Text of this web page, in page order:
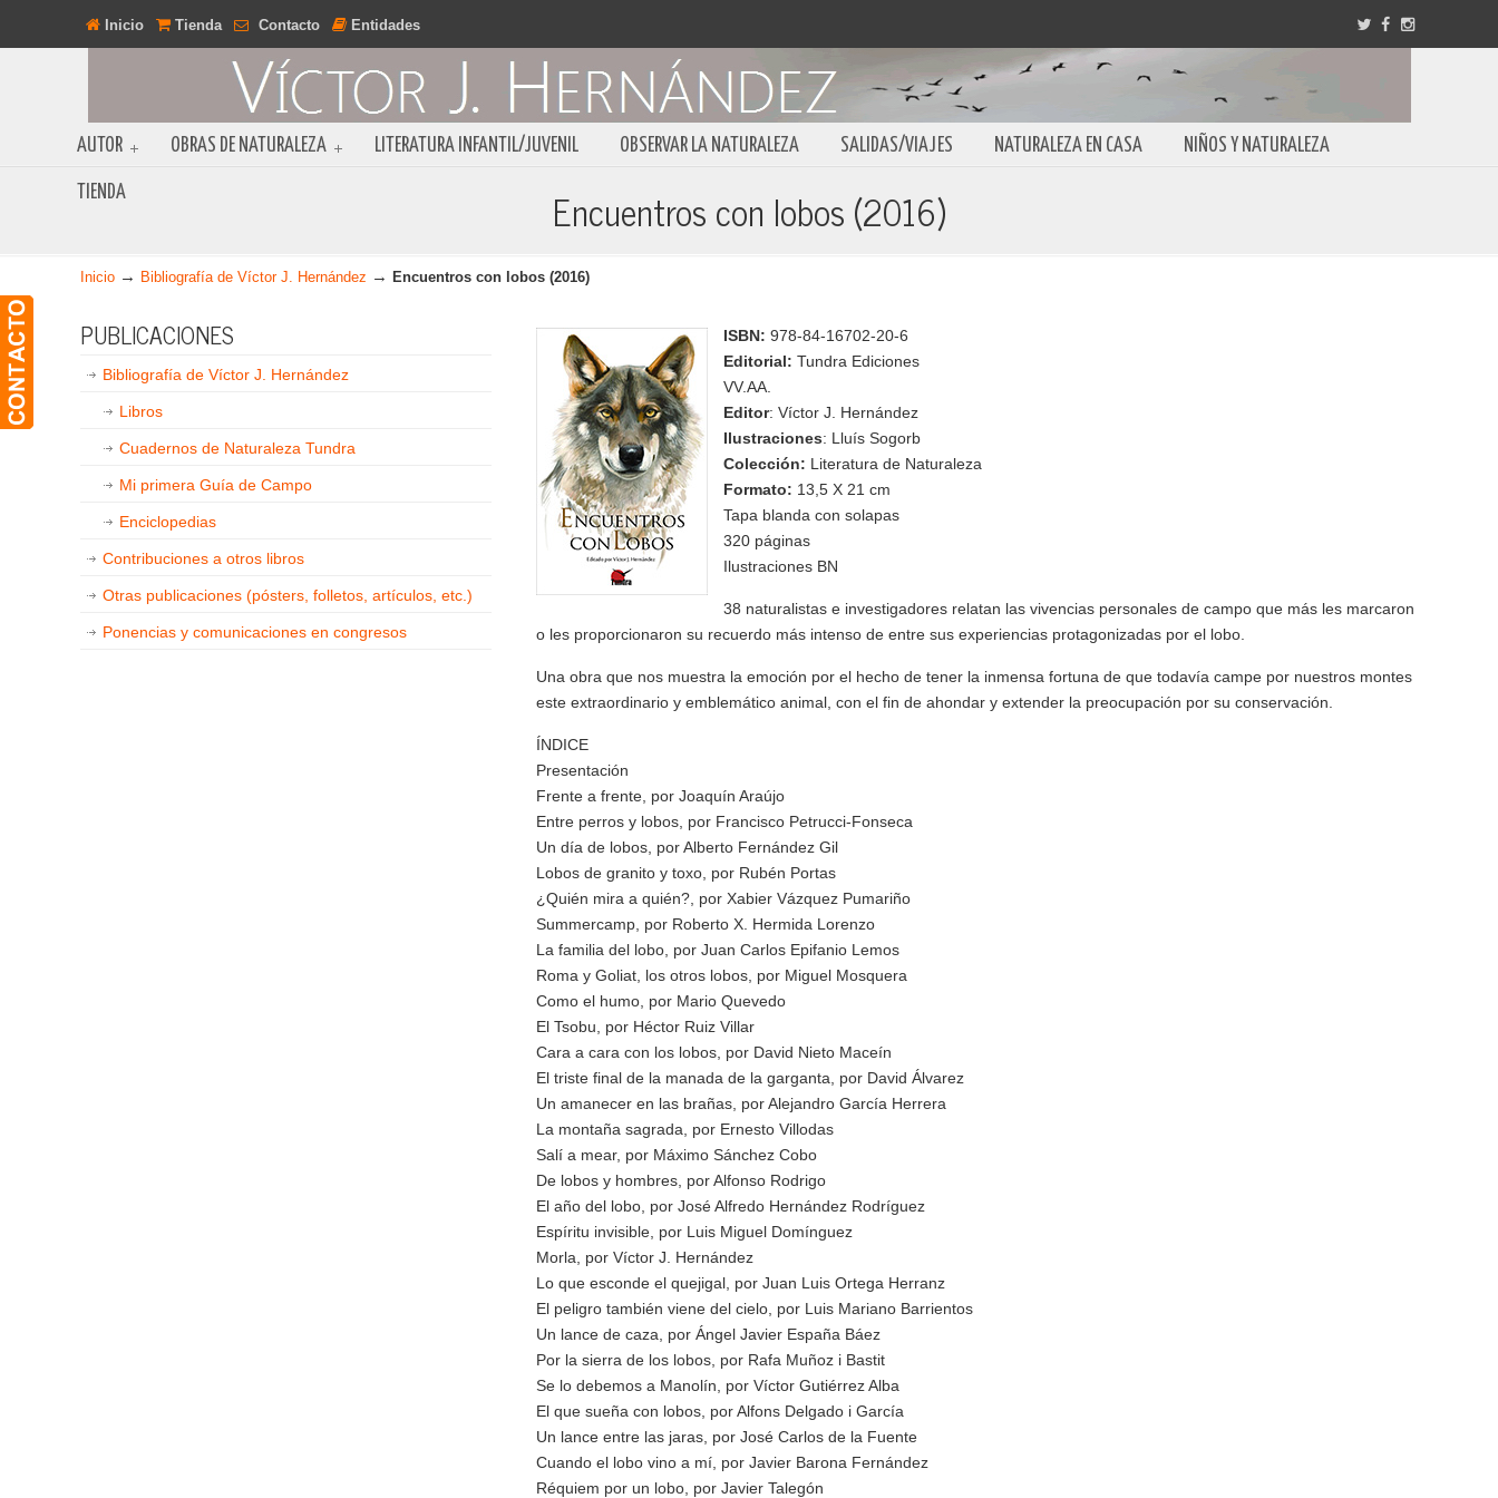
Inicio Tienda Contacto Entidades
AUTOR OBRAS DE NATURALEZA LITERATURA INFANTIL/JUVENIL OBSERVAR LA NATURALEZA SALIDAS/VIAJES NATURALEZA EN CASA NIÑOS Y NATURALEZA
TIENDA Encuentros con lobos (2016)
Inicio → Bibliografía de Víctor J. Hernández → Encuentros con lobos (2016)
ISBN: 978-84-16702-20-6
Editorial: Tundra Ediciones
VV.AA.
Editor: Víctor J. Hernández
Ilustraciones: Lluís Sogorb
Colección: Literatura de Naturaleza
Formato: 13,5 X 21 cm
Tapa blanda con solapas
320 páginas
Ilustraciones BN
38 naturalistas e investigadores relatan las vivencias personales de campo que más les marcaron
o les proporcionaron su recuerdo más intenso de entre sus experiencias protagonizadas por el lobo.
Una obra que nos muestra la emoción por el hecho de tener la inmensa fortuna de que todavía campe por nuestros montes
este extraordinario y emblemático animal, con el fin de ahondar y extender la preocupación por su conservación.
ÍNDICE
Presentación
Frente a frente, por Joaquín Araújo
Entre perros y lobos, por Francisco Petrucci-Fonseca
Un día de lobos, por Alberto Fernández Gil
Lobos de granito y toxo, por Rubén Portas
¿Quién mira a quién?, por Xabier Vázquez Pumariño
Summercamp, por Roberto X. Hermida Lorenzo
La familia del lobo, por Juan Carlos Epifanio Lemos
Roma y Goliat, los otros lobos, por Miguel Mosquera
Como el humo, por Mario Quevedo
El Tsobu, por Héctor Ruiz Villar
Cara a cara con los lobos, por David Nieto Maceín
El triste final de la manada de la garganta, por David Álvarez
Un amanecer en las brañas, por Alejandro García Herrera
La montaña sagrada, por Ernesto Villodas
Salí a mear, por Máximo Sánchez Cobo
De lobos y hombres, por Alfonso Rodrigo
El año del lobo, por José Alfredo Hernández Rodríguez
Espíritu invisible, por Luis Miguel Domínguez
Morla, por Víctor J. Hernández
Lo que esconde el quejigal, por Juan Luis Ortega Herranz
El peligro también viene del cielo, por Luis Mariano Barrientos
Un lance de caza, por Ángel Javier España Báez
Por la sierra de los lobos, por Rafa Muñoz i Bastit
Se lo debemos a Manolín, por Víctor Gutiérrez Alba
El que sueña con lobos, por Alfons Delgado i García
Un lance entre las jaras, por José Carlos de la Fuente
Cuando el lobo vino a mí, por Javier Barona Fernández
Réquiem por un lobo, por Javier Talegón
PUBLICACIONES
Bibliografía de Víctor J. Hernández
Libros
Cuadernos de Naturaleza Tundra
Mi primera Guía de Campo
Enciclopedias
Contribuciones a otros libros
Otras publicaciones (pósters, folletos, artículos, etc.)
Ponencias y comunicaciones en congresos